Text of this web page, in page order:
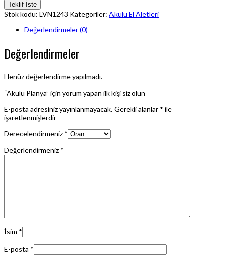
Teklif İste
Stok kodu: LVN1243 Kategoriler: Akülü El Aletleri
Değerlendirmeler (0)
Değerlendirmeler
Henüz değerlendirme yapılmadı.
“Akulu Planya” için yorum yapan ilk kişi siz olun
E-posta adresiniz yayınlanmayacak.Gerekli alanlar * ile
işaretlenmişlerdir
Derecelendirmeniz *
Değerlendirmeniz *
İsim *
E-posta *